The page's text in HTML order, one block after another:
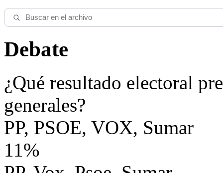
Debate
¿Qué resultado electoral
generales?
PP, PSOE, VOX, Sumar
11%